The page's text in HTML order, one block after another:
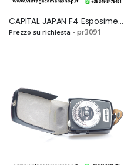
CAPITAL JAPAN F4 Esposimetro AnalogicoSi
Prezzo su richiesta - pr3091
casualmente
imbattuto in questo
fantastico e-
commerce mentre ero